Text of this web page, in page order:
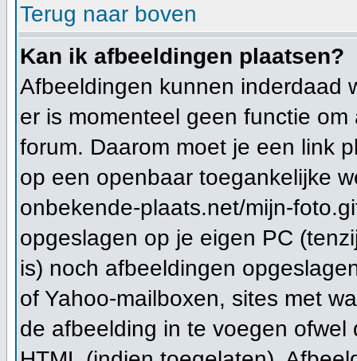
Terug naar boven
Kan ik afbeeldingen plaatsen?
Afbeeldingen kunnen inderdaad
er is momenteel geen functie
forum. Daarom moet je een link
op een openbaar toegankelijke
onbekende-plaats.net/mijn-
opgeslagen op je eigen PC
is) noch afbeeldingen
of Yahoo-mailboxen, sites met
de afbeelding in te voegen